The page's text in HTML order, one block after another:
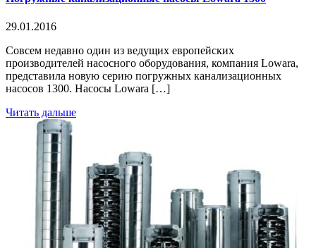
29.01.2016
Совсем недавно один из ведущих европейских
производителей насосного оборудования, компания Lowara,
представила новую серию погружных канализационных
насосов 1300. Насосы Lowara […]
Читать дальше